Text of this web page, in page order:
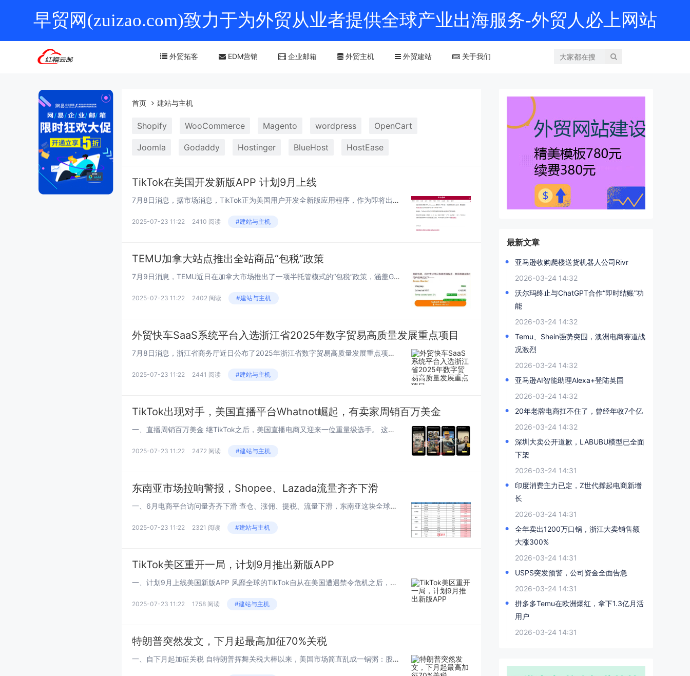
早贸网(zuizao.com)致力于为外贸从业者提供全球产业出海服务-外贸人必上网站
外贸拓客 EDM营销 企业邮箱 外贸主机 外贸建站 关于我们
首页 建站与主机
Shopify WooCommerce Magento wordpress OpenCart
Joomla Godaddy Hostinger BlueHost HostEase
TikTok在美国开发新版APP 计划9月上线
7月8日消息，据市场消息，TikTok正为美国用户开发全新版应用程序，作为即将出售美国业务计划的一部分。这款新应用计划于9月5日上线美国应用商店，现有TikTok应用将继续可用至2026年3月，但相关时间仍可能调整。 早在今年年初，美国国...
2025-07-23 11:22 2410 阅读 #建站与主机
TEMU加拿大站点推出全站商品“包税”政策
7月9日消息，TEMU近日在加拿大市场推出了一项半托管模式的“包税”政策，涵盖GST、HST、PST以及魁北克省的特殊税率。此次政策的核心在于“全站商品包税”——消费者在TEMU加拿大站购买任意商品均可享受消费税立减优惠，不受品类和订单金额...
2025-07-23 11:22 2402 阅读 #建站与主机
外贸快车SaaS系统平台入选浙江省2025年数字贸易高质量发展重点项目
7月8日消息，浙江省商务厅近日公布了2025年浙江省数字贸易高质量发展重点项目名单，浙江省共有43家企业入选此次名单，其中杭州市占11家。思亿欧集团（杭州思亿欧科技集团股份有限公司）凭借外贸快车在外贸独立站SaaS领域的卓越表现，荣获202...
2025-07-23 11:22 2441 阅读 #建站与主机
TikTok出现对手，美国直播平台Whatnot崛起，有卖家周销百万美金
一、直播周销百万美金 继TikTok之后，美国直播电商又迎来一位重量级选手。 这便是美国直播购物平台Whatnot，来自商业杂志Fortune的数据显示，预计今年Whatnot的商品交易额将实现同比翻倍增长，达到60亿美元。而这时距离W...
2025-07-23 11:22 2472 阅读 #建站与主机
东南亚市场拉响警报，Shopee、Lazada流量齐齐下滑
一、6月电商平台访问量齐齐下滑 查仓、涨佣、提税、流量下滑，东南亚这块全球公认的电商宝地，正成为一些卖家的“梦魇”。 近日，数据分析网站Similar Web发布了2025年6月东南亚各大电商市场的平台访问量（桌面＋移动端）以及其他相关...
2025-07-23 11:22 2321 阅读 #建站与主机
TikTok美区重开一局，计划9月推出新版APP
一、计划9月上线美国新版APP 风靡全球的TikTok自从在美国遭遇禁令危机之后，风波就接二连三的没停过，时不时就被推上舆论的风口浪尖。 有消息透露，TikTok正在紧锣密鼓地为美国用户开发一个全新版本的应用程序。目前已制定明确计划，或...
2025-07-23 11:22 1758 阅读 #建站与主机
特朗普突然发文，下月起最高加征70%关税
一、自下月起加征关税 自特朗普挥舞关税大棒以来，美国市场简直乱成一锅粥：股价大跌、企业裁员、通货膨胀……种种乱象层出不穷。然而，尽管美国民众反对声音四起，但特朗普仍不愿意放弃这场荒诞的闹剧。 近日，美国总统特朗普公开表示，美国将从近段时...
最新文章
亚马逊收购爬楼送货机器人公司Rivr
2026-03-24 14:32
沃尔玛终止与ChatGPT合作“即时结账”功
能
2026-03-24 14:32
Temu、Shein强势突围，澳洲电商赛道战
况激烈
2026-03-24 14:32
亚马逊AI智能助理Alexa+登陆英国
2026-03-24 14:32
20年老牌电商扛不住了，曾经年收7个亿
2026-03-24 14:32
深圳大卖公开道歉，LABUBU模型已全面
下架
2026-03-24 14:31
印度消费主力已定，Z世代撑起电商新增
长
2026-03-24 14:31
全年卖出1200万口锅，浙江大卖销售额
大涨300%
2026-03-24 14:31
USPS突发预警，公司资金全面告急
2026-03-24 14:31
拼多多Temu在欧洲爆红，拿下1.3亿月活
用户
2026-03-24 14:31